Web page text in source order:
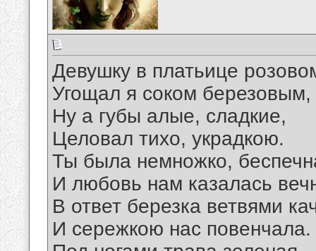
Девушку в платьице
Угощал я соком березовым,
Ну а губы алые, сладкие,
Целовал тихо, украдкою.
Ты была немножко,
И любовь нам казалась
В ответ березка ветвями
И сережкою нас повенчала.